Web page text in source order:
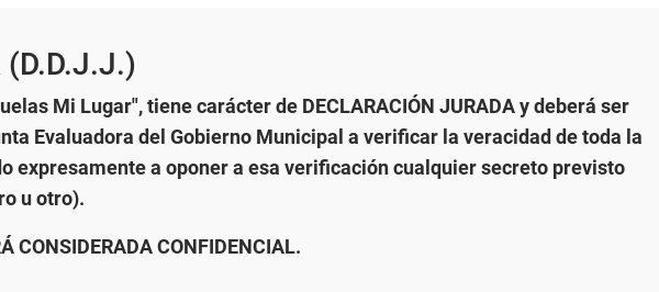
Mi Lugar", tiene carácter de DECLARACIÓN JURADA y deberá ser
Evaluadora del Gobierno Municipal a verificar la veracidad de toda la
expresamente a oponer a esa verificación cualquier secreto previsto
u otro).
CONSIDERADA CONFIDENCIAL.